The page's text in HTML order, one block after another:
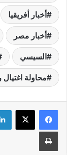
أخبار أفريقيا
أخبار مصر
السيسي
محاولة